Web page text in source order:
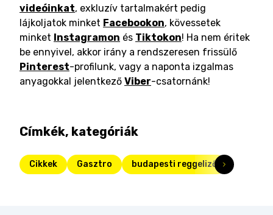
videóinkat, exkluzív tartalmakért pedig
lájkoljatok minket Facebookon, kövessetek
minket Instagramon és Tiktokon! Ha nem éritek
be ennyivel, akkor irány a rendszeresen frissülő
Pinterest-profilunk, vagy a naponta izgalmas
anyagokkal jelentkező Viber-csatornánk!
Címkék, kategóriák
Cikkek Gasztro budapesti reggeliző